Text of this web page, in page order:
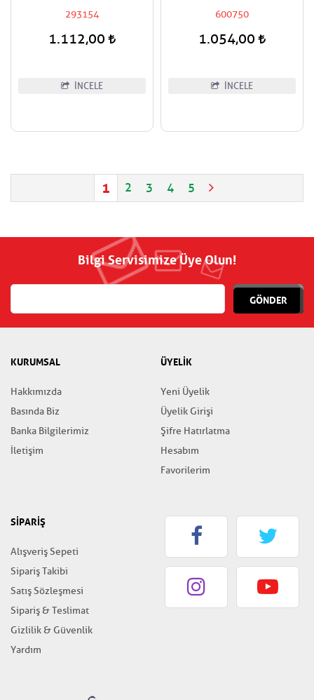
293154
1.112,00
İNCELE
Rulman Set Üst
600750
1.054,00
İNCELE
1 2 3 4 5
Bilgi Servisimize Üye Olun!
GÖNDER
KURUMSAL
Hakkımızda
Basında Biz
Banka Bilgilerimiz
İletişim
ÜYELİK
Yeni Üyelik
Üyelik Girişi
Şifre Hatırlatma
Hesabım
Favorilerim
SİPARİŞ
Alışveriş Sepeti
Sipariş Takibi
Satış Sözleşmesi
Sipariş & Teslimat
Gizlilik & Güvenlik
Yardım